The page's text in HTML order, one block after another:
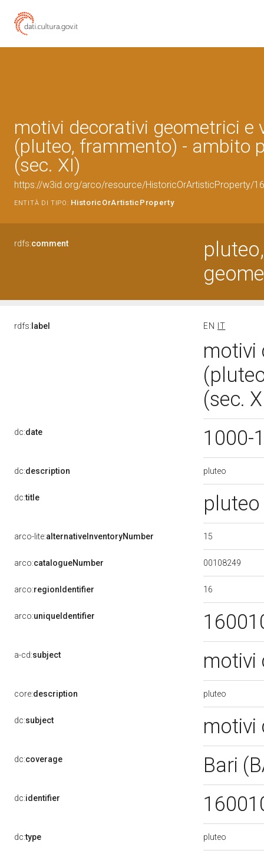
motivi decorativi geometrici e
(pluteo, frammento) - ambito
(sec. XI)
https://w3id.org/arco/resource/HistoricOrArtisticProperty/
ENTITÀ DI TIPO: HistoricOrArtisticProperty
rdfs:comment
rdfs: label EN IT
motivi
(sec.
dc:date 1000-
dc:description pluteo
dc:title
arco-lite:alternativeInventoryNumber 15
arco:catalogueNumber 00108249
arco:regionIdentifier 16
arco:uniqueIdentifier
a-cd:subject motivi
core:description pluteo
dc:subject motivi
dc:coverage Bari
dc:identifier
dc:type pluteo